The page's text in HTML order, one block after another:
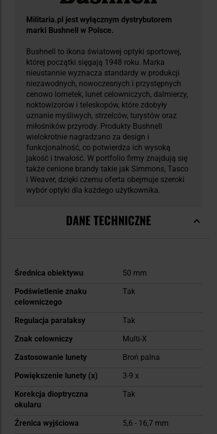
Militaria.pl jest wyłącznym dystrybutorem
marki Bushnell w Polsce.
Bushnell to ikona światowej optyki sportowej,
której początki sięgają 1948 roku. Marka
nieustannie wyznacza standardy w produkcji
niezawodnych, nowoczesnych i przystępnych
cenowo lornetek, lunet celowniczych, dalmierzy,
noktowizorów i teleskopów, które zdobyły
uznanie myśliwych, strzelców, turystów oraz
miłośników przyrody. Produkty Bushnell
wielokrotnie nagradzano za design i
funkcjonalność, co potwierdza ich wysoką
jakość i trwałość. W portfolio firmy znajdują się
także cenione brandy takie jak Simmons, Tasco
i Weaver, dzięki czemu oferta obejmuje szeroki
wybór optyki dla każdego użytkownika.
DANE TECHNICZNE
Więcej
Średnica obiektywu
50 mm
Podświetlenie znaku
celowniczego
Tak
Regulacja paralaksy
Tak
Znak celowniczy
Multi-X
Zastosowanie lunety
Broń palna
Powiększenie lunety (x)
3-9 x
Korekcja dioptryczna
okularu
Tak
Źrenica wyjściowa 5,6 - 16,7 mm